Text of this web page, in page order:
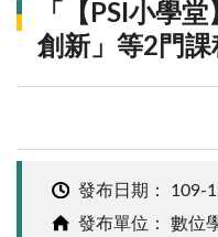
「【PSI小學
創新」等2門課
發布日期： 109-
發布單位： 數位